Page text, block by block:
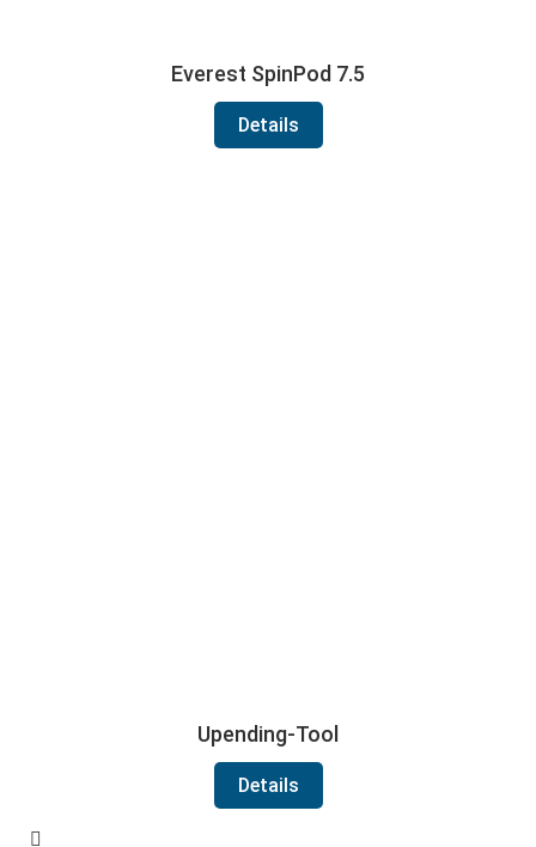
Everest SpinPod 7.5
Details
Upending-Tool
Details